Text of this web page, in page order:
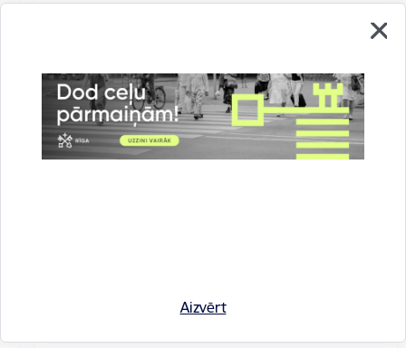
Aizvērt
Rīgas pilsētas pagaidu administrācijas
14.sēde (ārkārtas)
Sēdes darba kārtība: Grozījumi Rīgas domes 2016.
gada 19. aprīļa saistošajos noteikumos Nr. 198 "Par